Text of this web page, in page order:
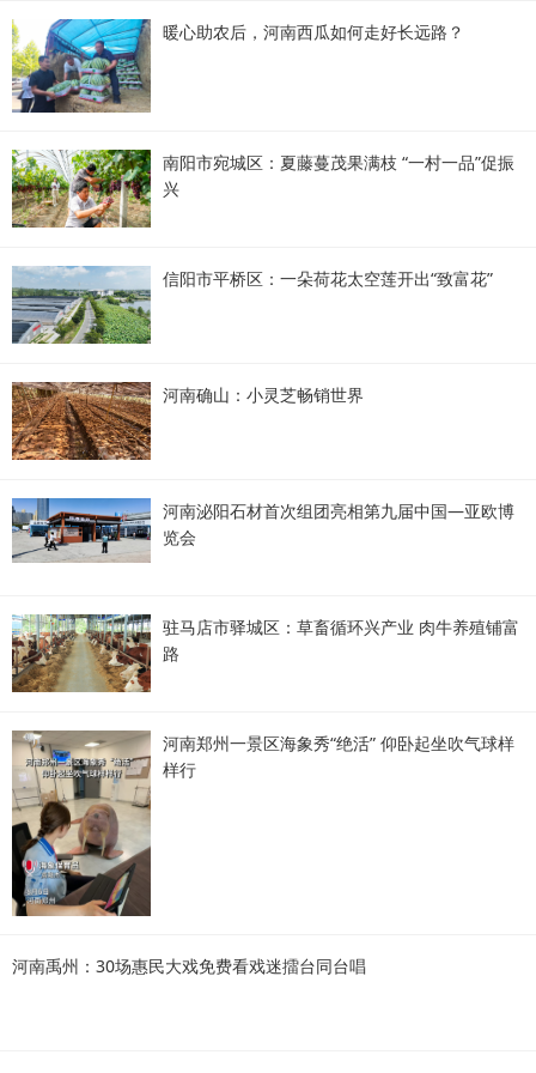
暖心助农后，河南西瓜如何走好长远路？
南阳市宛城区：夏藤蔓茂果满枝 “一村一品”促振
兴
信阳市平桥区：一朵荷花太空莲开出“致富花”
河南确山：小灵芝畅销世界
河南泌阳石材首次组团亮相第九届中国—亚欧博
览会
驻马店市驿城区：草畜循环兴产业 肉牛养殖铺富
路
河南郑州一景区海象秀“绝活” 仰卧起坐吹气球样
样行
河南禹州：30场惠民大戏免费看戏迷擂台同台唱